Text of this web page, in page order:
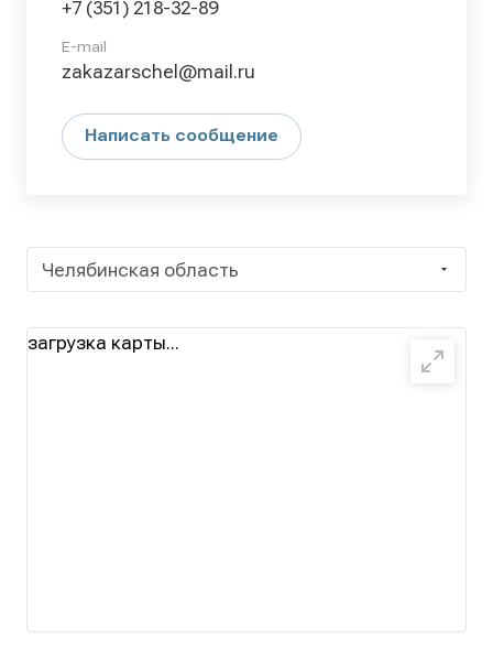
Челябинская область
загрузка карты...
+7 (351) 218-32-89
E-mail
zakazarschel@mail.ru
Написать сообщение